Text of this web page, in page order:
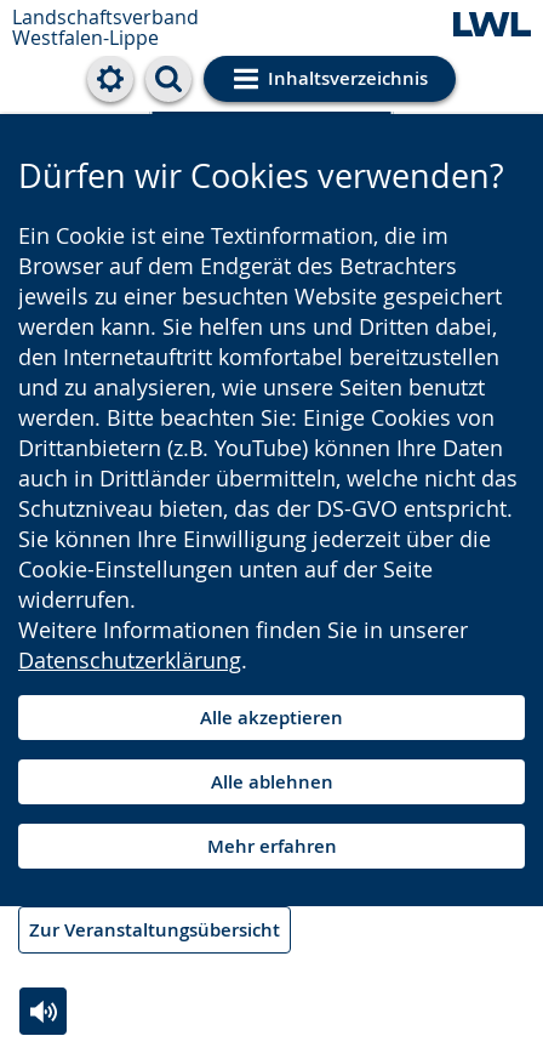
Landschaftsverband
Westfalen-Lippe
Inhaltsverzeichnis
Cookie-Einstellungen
Dürfen wir Cookies verwenden?
Ein Cookie ist eine Textinformation, die im
Browser auf dem Endgerät des Betrachters
jeweils zu einer besuchten Website gespeichert
werden kann. Sie helfen uns und Dritten dabei,
den Internetauftritt komfortabel bereitzustellen
und zu analysieren, wie unsere Seiten benutzt
werden. Bitte beachten Sie: Einige Cookies von
Drittanbietern (z.B. YouTube) können Ihre Daten
auch in Drittländer übermitteln, welche nicht das
Schutzniveau bieten, das der DS-GVO entspricht.
Sie können Ihre Einwilligung jederzeit über die
Cookie-Einstellungen unten auf der Seite
widerrufen.
Weitere Informationen finden Sie in unserer
Datenschutzerklärung.
Alle akzeptieren
Alle ablehnen
Mehr erfahren
Zur Veranstaltungsübersicht